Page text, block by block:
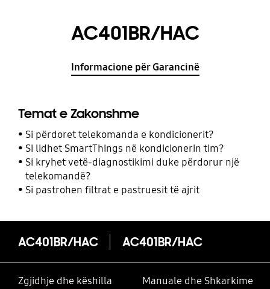
AC401BR/HAC
Informacione për Garancinë
Temat e Zakonshme
Si përdoret telekomanda e kondicionerit?
Si lidhet SmartThings në kondicionerin tim?
Si kryhet vetë-diagnostikimi duke përdorur një
telekomandë?
Si pastrohen filtrat e pastruesit të ajrit
AC401BR/HAC AC401BR/HAC
Zgjidhje dhe këshilla Manuale dhe Shkarkime